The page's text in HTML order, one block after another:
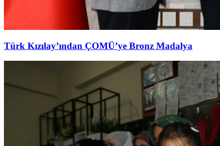
Türk Kızılay’ından ÇOMÜ’ye Bronz Madalya